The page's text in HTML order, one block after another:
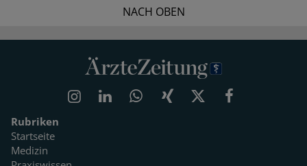
NACH OBEN
Rubriken
Startseite
Medizin